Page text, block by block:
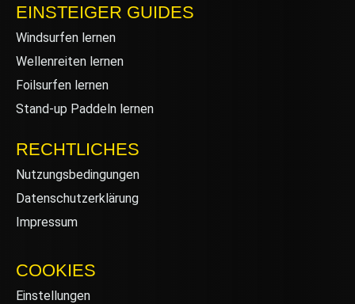
EINSTEIGER GUIDES
Windsurfen lernen
Wellenreiten lernen
Foilsurfen lernen
Stand-up Paddeln lernen
RECHTLICHES
Nutzungsbedingungen
Datenschutzerklärung
Impressum
COOKIES
Einstellungen